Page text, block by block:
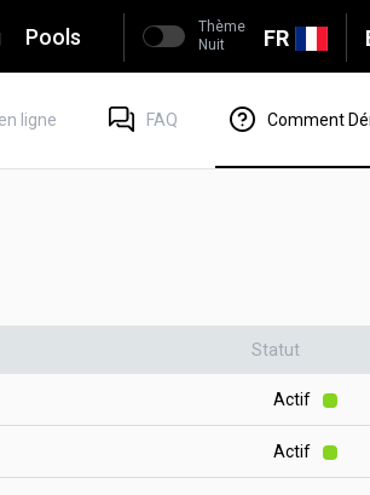
FR
Pools
Thème
Nuit
ligne FAQ Comment
Statut
Actif
Actif